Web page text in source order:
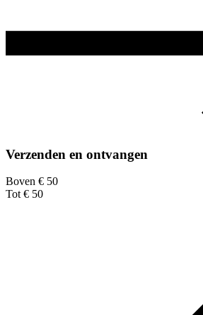
Verzenden en ontvangen
Boven € 50
Tot € 50